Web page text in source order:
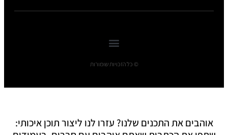
© כל הזכויות שומורות
אוהבים את התכנים שלנו? עזרו לנו ליצור תוכן איכותי: